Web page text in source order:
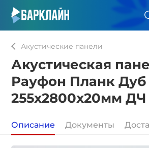
Акустические панели
Акустическая
Рауфон Планк Дуб
255х2800х20мм ДЧ
Описание Документы